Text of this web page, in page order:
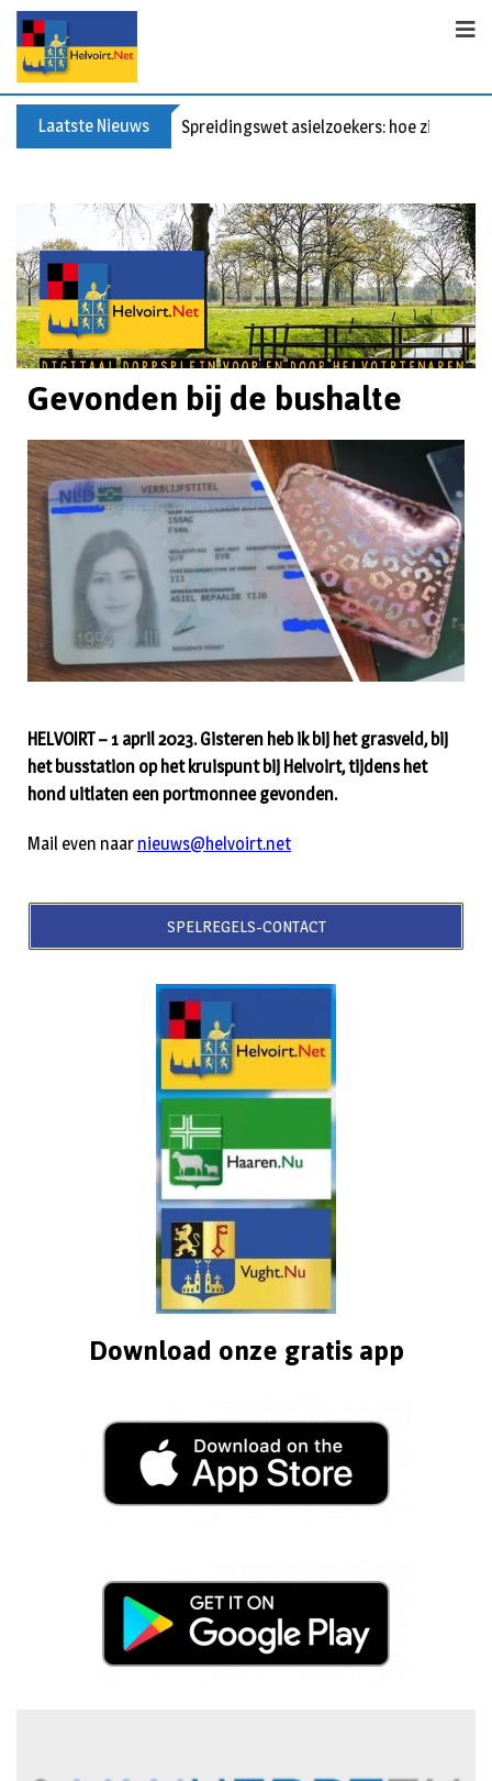
Laatste Nieuws Spreidingswet asielzoekers: hoe zit dat?
Gevonden bij de bushalte
HELVOIRT – 1 april 2023. Gisteren heb ik bij het grasveld, bij
het busstation op het kruispunt bij Helvoirt, tijdens het
hond uitlaten een portmonnee gevonden.
Mail even naar nieuws@helvoirt.net
SPELREGELS-CONTACT
Download onze gratis app